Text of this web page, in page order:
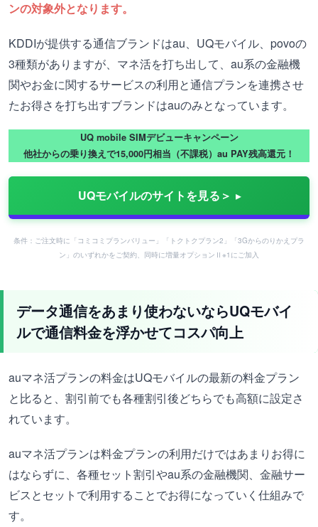
ンの対象外となります。
KDDIが提供する通信ブランドはau、UQモバイル、povoの
3種類がありますが、マネ活を打ち出して、au系の金融機
関やお金に関するサービスの利用と通信プランを連携させ
たお得さを打ち出すブランドはauのみとなっています。
UQ mobile SIMデビューキャンペーン
他社からの乗り換えで15,000円相当（不課税）au PAY残高還元！
UQモバイルのサイトを見る＞
条件：ご注文時に「コミコミプランバリュー」「トクトクプラン2」「3Gからのりかえプラ
ン」のいずれかをご契約、同時に増量オプションⅡ※1にご加入
データ通信をあまり使わないならUQモバイ
ルで通信料金を浮かせてコスパ向上
auマネ活プランの料金はUQモバイルの最新の料金プラン
と比ると、割引前でも各種割引後どちらでも高額に設定さ
れています。
auマネ活プランは料金プランの利用だけではあまりお得に
はならずに、各種セット割引やau系の金融機関、金融サー
ビスとセットで利用することでお得になっていく仕組みで
す。